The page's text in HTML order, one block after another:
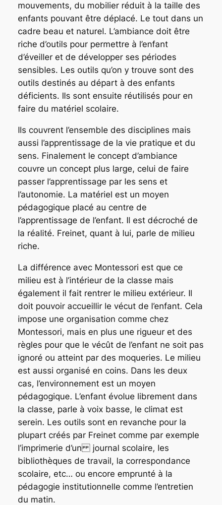
mouvements, du mobilier réduit à la taille des
enfants pouvant être déplacé. Le tout dans un
cadre beau et naturel. L’ambiance doit être
riche d’outils pour permettre à l’enfant
d’éveiller et de développer ses périodes
sensibles. Les outils qu’on y trouve sont des
outils destinés au départ à des enfants
déficients. Ils sont ensuite réutilisés pour en
faire du matériel scolaire.
Ils couvrent l’ensemble des disciplines mais
aussi l’apprentissage de la vie pratique et du
sens. Finalement le concept d’ambiance
couvre un concept plus large, celui de faire
passer l’apprentissage par les sens et
l’autonomie. La matériel est un moyen
pédagogique placé au centre de
l’apprentissage de l’enfant. Il est décroché de
la réalité. Freinet, quant à lui, parle de milieu
riche.
La différence avec Montessori est que ce
milieu est à l’intérieur de la classe mais
également il fait rentrer le milieu extérieur. Il
doit pouvoir accueillir le vécut de l’enfant. Cela
impose une organisation comme chez
Montessori, mais en plus une rigueur et des
règles pour que le vécût de l’enfant ne soit pas
ignoré ou atteint par des moqueries. Le milieu
est aussi organisé en coins. Dans les deux
cas, l’environnement est un moyen
pédagogique. L’enfant évolue librement dans
la classe, parle à voix basse, le climat est
serein. Les outils sont en revanche pour la
plupart créés par Freinet comme par exemple
l’imprimerie d’un
journal scolaire, les
bibliothèques de travail, la correspondance
scolaire, etc… ou encore emprunté à la
pédagogie institutionnelle comme l’entretien
du matin.